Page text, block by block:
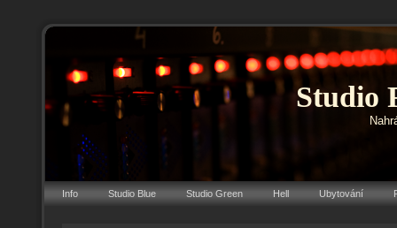
Studio
Info Studio Blue Studio Green Hell Ubytování